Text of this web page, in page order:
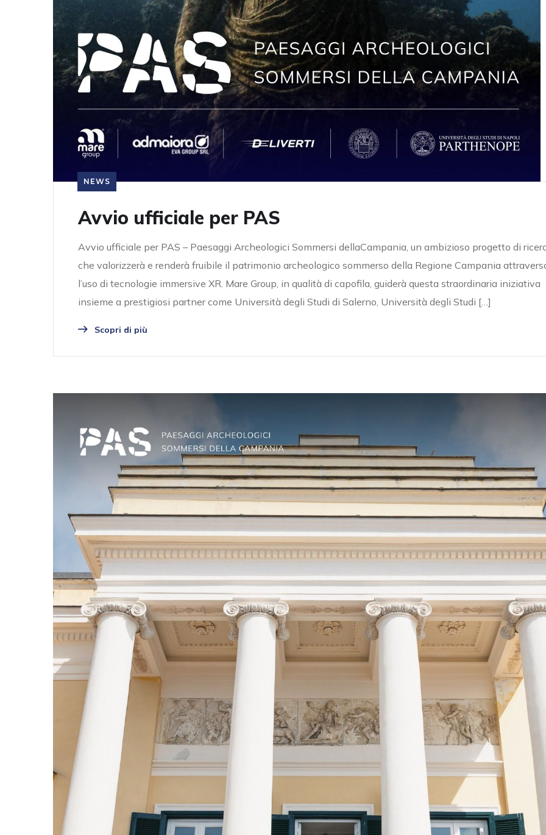
NEWS
Avvio ufficiale per PAS
Avvio ufficiale per PAS – Paesaggi Archeologici Sommersi dellaCampania, un ambizioso progetto di
che valorizzerà e renderà fruibile il patrimonio archeologico sommerso della Regione Campania
l’uso di tecnologie immersive XR. Mare Group, in qualità di capofila, guiderà questa straordinaria iniziativa
insieme a prestigiosi partner come Università degli Studi di Salerno, Università degli Studi […]
Scopri di più